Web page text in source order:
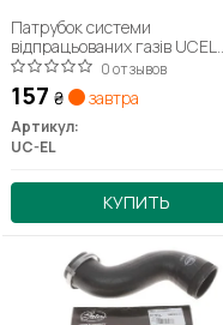
Патрубок системи
відпрацьованих газів UCEL
15691
0 отзывов
157 ₴ завтра
Артикул:
UC-EL
КУПИТЬ